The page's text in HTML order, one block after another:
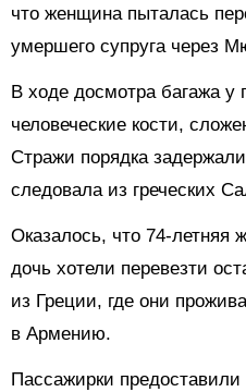
что женщина пыталась
умершего супруга через
В ходе досмотра багажа у
человеческие кости,
Стражи порядка
следовала из греческих
Оказалось, что 74-летняя
дочь хотели перевезти
из Греции, где они
в Армению.
Пассажирки